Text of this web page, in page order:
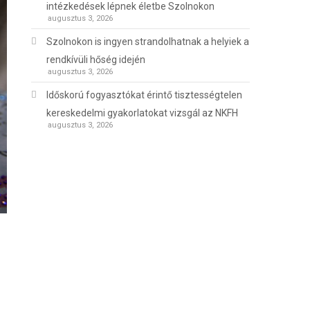
intézkedések lépnek életbe Szolnokon
augusztus 3, 2026
Szolnokon is ingyen strandolhatnak a helyiek a
rendkívüli hőség idején
augusztus 3, 2026
Időskorú fogyasztókat érintő tisztességtelen
kereskedelmi gyakorlatokat vizsgál az NKFH
augusztus 3, 2026